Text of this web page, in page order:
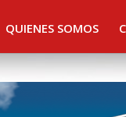
QUIENES SOMOS